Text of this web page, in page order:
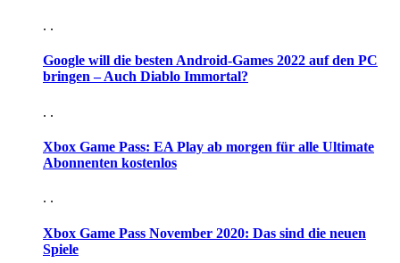
. .
Google will die besten Android-Games 2022 auf den PC
bringen – Auch Diablo Immortal?
. .
Xbox Game Pass: EA Play ab morgen für alle Ultimate
Abonnenten kostenlos
. .
Xbox Game Pass November 2020: Das sind die neuen
Spiele